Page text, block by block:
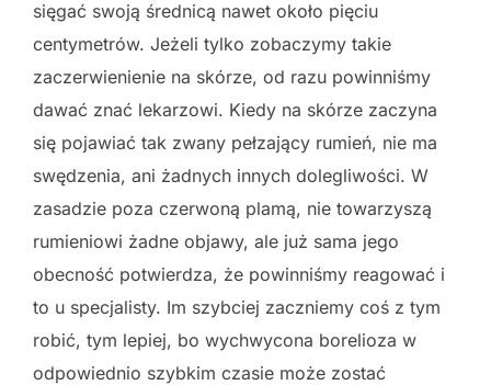
sięgać swoją średnicą nawet około pięciu
centymetrów. Jeżeli tylko zobaczymy takie
zaczerwienienie na skórze, od razu powinniśmy
dawać znać lekarzowi. Kiedy na skórze zaczyna
się pojawiać tak zwany pełzający rumień, nie ma
swędzenia, ani żadnych innych dolegliwości. W
zasadzie poza czerwoną plamą, nie towarzyszą
rumieniowi żadne objawy, ale już sama jego
obecność potwierdza, że powinniśmy reagować i
to u specjalisty. Im szybciej zaczniemy coś z tym
robić, tym lepiej, bo wychwycona borelioza w
odpowiednio szybkim czasie może zostać